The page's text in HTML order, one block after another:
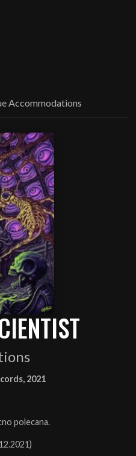
Accommodations
2021
polecana.